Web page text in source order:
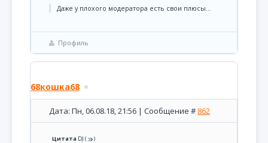
Даже у плохого модератора есть свои плюсы...
Профиль
68кошка68
Дата: Пн, 06.08.18, 21:56 | Сообщение # 862
Цитата DJ ( )